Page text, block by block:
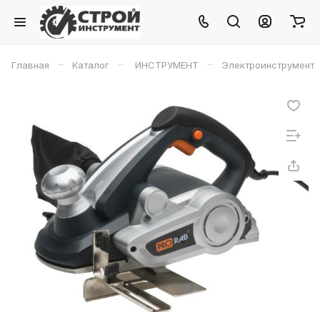
Главная – Каталог – ИНСТРУМЕНТ – Электроинструмент